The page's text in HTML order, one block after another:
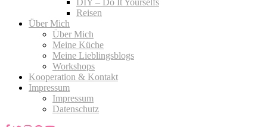
Reisen
Über Mich
Über Mich
Meine Küche
Meine Lieblingsblogs
Workshops
Kooperation & Kontakt
Impressum
Impressum
Datenschutz